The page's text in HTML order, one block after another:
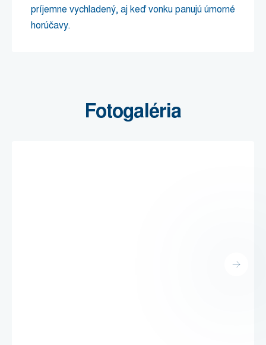
príjemne vychladený, aj keď vonku panujú úmorné
horúčavy.
Fotogaléria